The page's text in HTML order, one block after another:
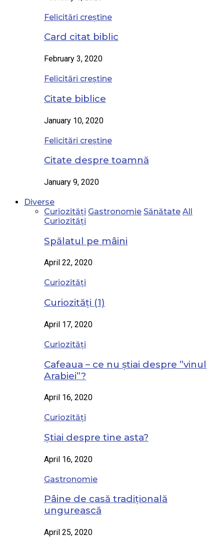
Felicitări creștine
Card citat biblic
February 3, 2020
Felicitări creștine
Citate biblice
January 10, 2020
Felicitări creștine
Citate despre toamnă
January 9, 2020
Diverse
Curiozități Gastronomie Sănătate All
Curiozități
Spălatul pe mâini
April 22, 2020
Curiozități
Curiozități (1)
April 17, 2020
Curiozități
Cafeaua – ce nu știai despre ”vinul
Arabiei”?
April 16, 2020
Curiozități
Știai despre tine asta?
April 16, 2020
Gastronomie
Pâine de casă tradițională
ungurească
April 25, 2020